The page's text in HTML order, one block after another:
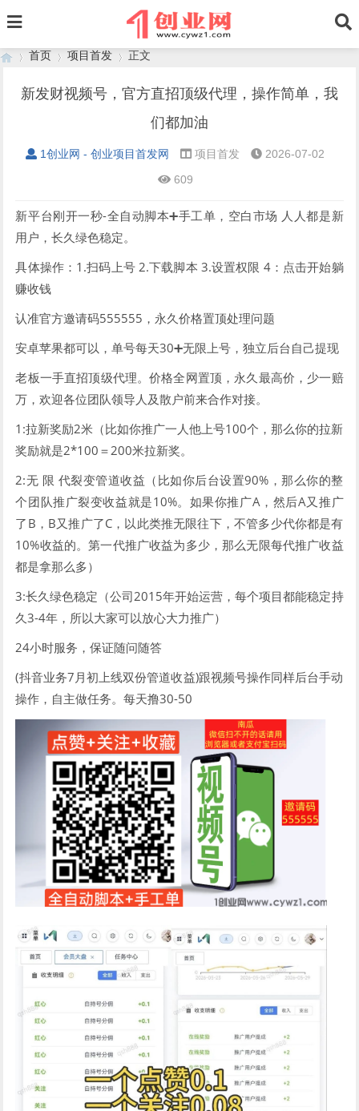
首页 项目首发 正文
新发财视频号，官方直招顶级代理，操作简单，我
们都加油
1创业网 - 创业项目首发网 项目首发
2026-07-02
609
新平台刚开一秒-全自动脚本➕手工单，空白市场 人人都是新
用户，长久绿色稳定。
具体操作：1.扫码上号 2.下载脚本 3.设置权限 4：点击开始躺
赚收钱
认准官方邀请码555555，永久价格置顶处理问题
安卓苹果都可以，单号每天30➕无限上号，独立后台自己提现
老板一手直招顶级代理。价格全网置顶，永久最高价，少一赔
万，欢迎各位团队领导人及散户前来合作对接。
1:拉新奖励2米（比如你推广一人他上号100个，那么你的拉新
奖励就是2*100＝200米拉新奖。
2:无 限 代裂变管道收益（比如你后台设置90%，那么你的整
个团队推广裂变收益就是10%。如果你推广A，然后A又推广
了B，B又推广了C，以此类推无限往下，不管多少代你都是有
10%收益的。第一代推广收益为多少，那么无限每代推广收益
都是拿那么多）
3:长久绿色稳定（公司2015年开始运营，每个项目都能稳定持
久3-4年，所以大家可以放心大力推广）
24小时服务，保证随问随答
(抖音业务7月初上线双份管道收益)跟视频号操作同样后台手动
操作，自主做任务。每天撸30-50